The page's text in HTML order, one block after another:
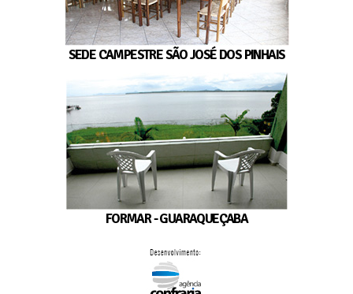
SEDE CAMPESTRE SÃO JOSÉ DOS PINHAIS
FORMAR - GUARAQUEÇABA